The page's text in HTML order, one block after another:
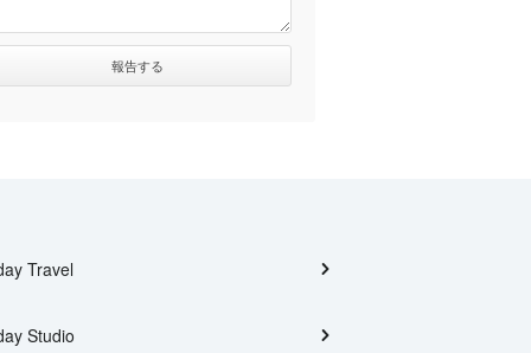
Travel
Studio